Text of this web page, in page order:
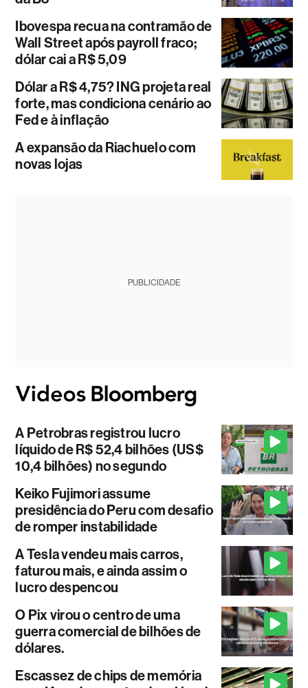
Ibovespa recua na contramão de
Wall Street após payroll fraco;
dólar cai a R$ 5,09
Dólar a R$ 4,75? ING projeta real
forte, mas condiciona cenário ao
Fed e à inflação
A expansão da Riachuelo com
novas lojas
PUBLICIDADE
A Petrobras registrou lucro
líquido de R$ 52,4 bilhões (US$
10,4 bilhões) no segundo
Keiko Fujimori assume
presidência do Peru com desafio
de romper instabilidade
A Tesla vendeu mais carros,
faturou mais, e ainda assim o
lucro despencou
O Pix virou o centro de uma
guerra comercial de bilhões de
dólares.
Escassez de chips de memória